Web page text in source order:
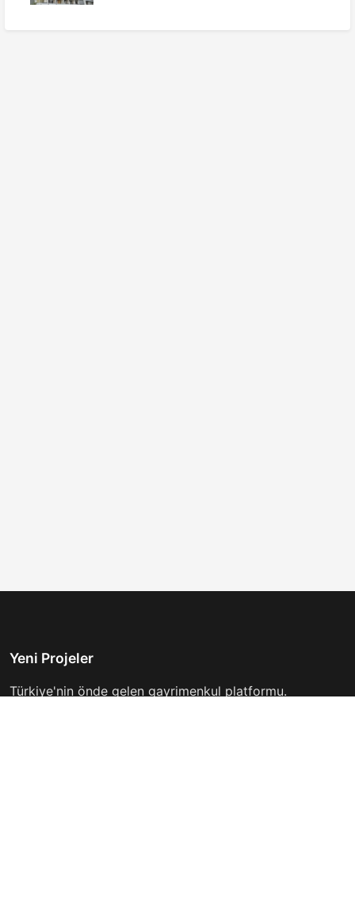
Yeni Projeler
Türkiye'nin önde gelen gayrimenkul platformu.